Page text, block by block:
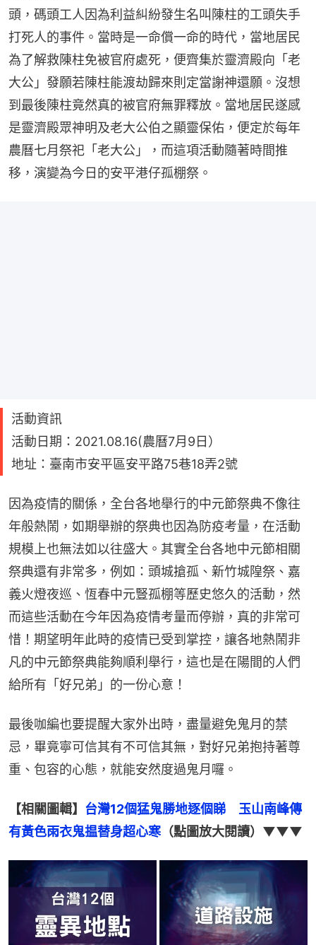
頭，碼頭工人因為利益糾紛發生名叫陳柱的工頭失手
打死人的事件。當時是一命償一命的時代，當地居民
為了解救陳柱免被官府處死，便齊集於靈濟殿向「老
大公」發願若陳柱能渡劫歸來則定當謝神還願。沒想
到最後陳柱竟然真的被官府無罪釋放。當地居民遂感
是靈濟殿眾神明及老大公伯之顯靈保佑，便定於每年
農曆七月祭祀「老大公」，而這項活動隨著時間推
移，演變為今日的安平港仔孤棚祭。
活動資訊
活動日期：2021.08.16(農曆7月9日）
地址：臺南市安平區安平路75巷18弄2號
因為疫情的關係，全台各地舉行的中元節祭典不像往
年般熱鬧，如期舉辦的祭典也因為防疫考量，在活動
規模上也無法如以往盛大。其實全台各地中元節相關
祭典還有非常多，例如：頭城搶孤、新竹城隍祭、嘉
義火燈夜巡、恆春中元豎孤棚等歷史悠久的活動，然
而這些活動在今年因為疫情考量而停辦，真的非常可
惜！期望明年此時的疫情已受到掌控，讓各地熱鬧非
凡的中元節祭典能夠順利舉行，這也是在陽間的人們
給所有「好兄弟」的一份心意！
最後咖編也要提醒大家外出時，盡量避免鬼月的禁
忌，畢竟寧可信其有不可信其無，對好兄弟抱持著尊
重、包容的心態，就能安然度過鬼月囉。
【相關圖輯】 台灣12個猛鬼勝地逐個睇　玉山南峰傳
有黃色雨衣鬼揾替身超心寒（點圖放大閱讀）▼▼▼